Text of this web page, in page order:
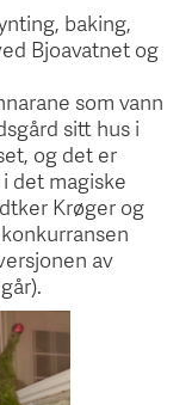
baking,
Bjoavatnet og
som vann
sitt hus i
og det er
det magiske
Krøger og
av